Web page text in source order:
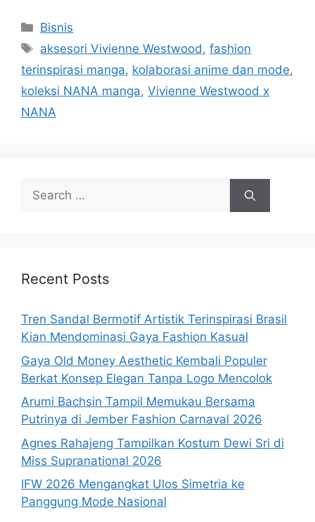
Categories
Bisnis
Tags
aksesori Vivienne Westwood,fashion
terinspirasi manga, kolaborasi anime dan mode,
koleksi NANA manga, Vivienne Westwood x
NANA
Search
for:
Recent Posts
Tren Sandal Bermotif Artistik Terinspirasi Brasil
Kian Mendominasi Gaya Fashion Kasual
Gaya Old Money Aesthetic Kembali Populer
Berkat Konsep Elegan Tanpa Logo Mencolok
Arumi Bachsin Tampil Memukau Bersama
Putrinya di Jember Fashion Carnaval 2026
Agnes Rahajeng Tampilkan Kostum Dewi Sri di
Miss Supranational 2026
IFW 2026 Mengangkat Ulos Simetria ke
Panggung Mode Nasional